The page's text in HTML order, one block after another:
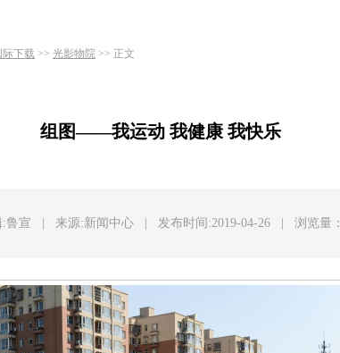
际下载 >> 光影物院 >> 正文
组图——我运动 我健康 我快乐
鲁宣 来源:新闻中心 发布时间:2019-04-26 浏览量：